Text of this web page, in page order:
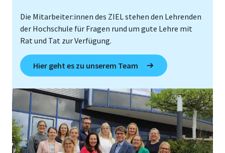
Die Mitarbeiter:innen des ZIEL stehen den Lehrenden
der Hochschule für Fragen rund um gute Lehre mit
Rat und Tat zur Verfügung.
Hier geht es zu unserem Team